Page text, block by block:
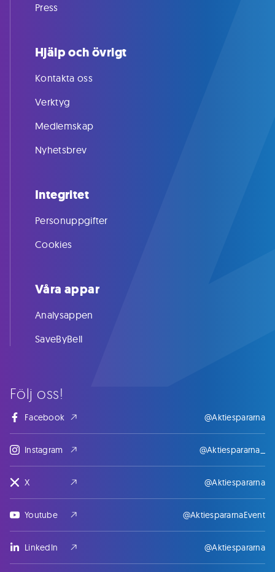
Följ oss!
Facebook @Aktiespararna
Instagram @Aktiespararna_
X @Aktiespararna
Youtube @AktiespararnaEvent
LinkedIn @Aktiespararna
Press
Hjälp och övrigt
Kontakta oss
Verktyg
Medlemskap
Nyhetsbrev
Integritet
Personuppgifter
Cookies
Våra appar
Analysappen
SaveByBell